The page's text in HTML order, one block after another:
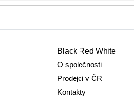
Black Red White
O společnosti
Prodejci v ČR
Kontakty